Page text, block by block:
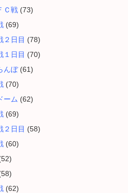
Ｃ戦 (73)
(69)
２日目 (78)
１日目 (70)
んぼ(61)
(70)
ーム (62)
(69)
２日目 (58)
(60)
(62)